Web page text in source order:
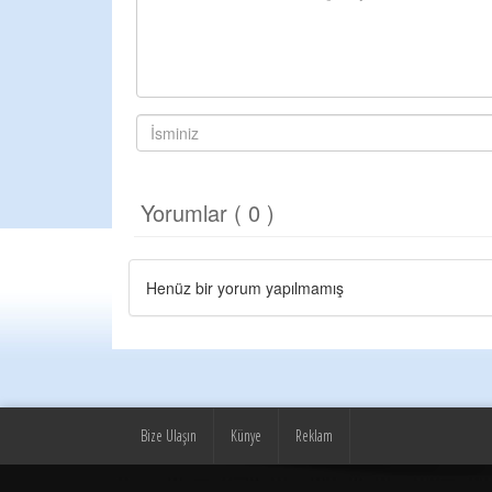
Yorumlar ( 0 )
Henüz bir yorum yapılmamış